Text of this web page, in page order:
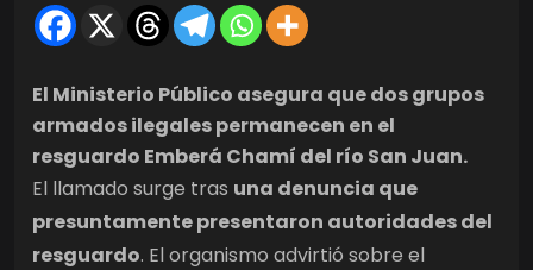
El Ministerio Público asegura que dos grupos
armados ilegales permanecen en el
resguardo Emberá Chamí del río San Juan.
El llamado surge tras una denuncia que
presuntamente presentaron autoridades del
resguardo. El organismo advirtió sobre el